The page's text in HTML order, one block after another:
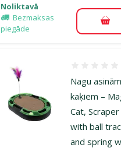
Noliktavā
Bezmaksas
piegāde
Nagu
kaķiem –
Cat, Scraper
with ball
and spring